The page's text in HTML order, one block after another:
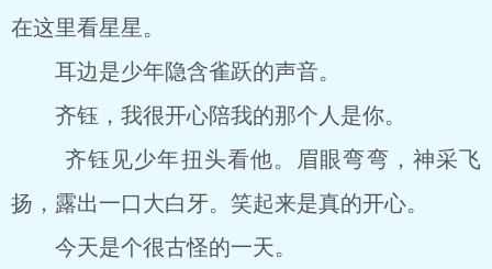
在这里看星星。
耳边是少年隐含雀跃的声音。
齐钰，我很开心陪我的那个人是你。
齐钰见少年扭头看他。眉眼弯弯，神采飞
扬，露出一口大白牙。笑起来是真的开心。
今天是个很古怪的一天。